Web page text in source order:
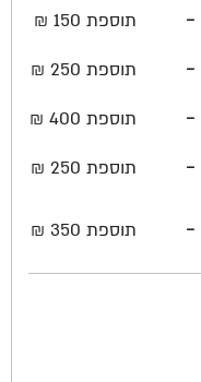
- תוספת 150 ₪
- תוספת 250 ₪
- תוספת 400 ₪
- תוספת 250 ₪
- תוספת 350 ₪